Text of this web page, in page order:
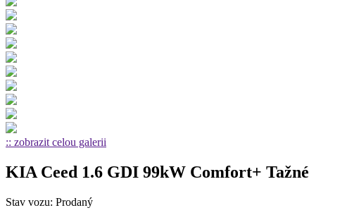
:: zobrazit celou galerii
KIA Ceed 1.6 GDI 99kW Comfort+ Tažné
Stav vozu: Prodaný